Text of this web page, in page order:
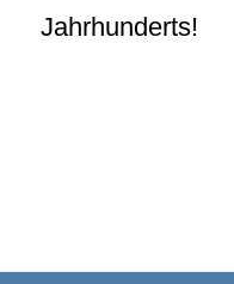
Jahrhunderts!